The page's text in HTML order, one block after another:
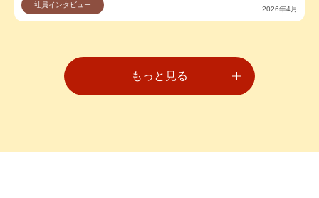
社員インタビュー
2026年4月
もっと見る